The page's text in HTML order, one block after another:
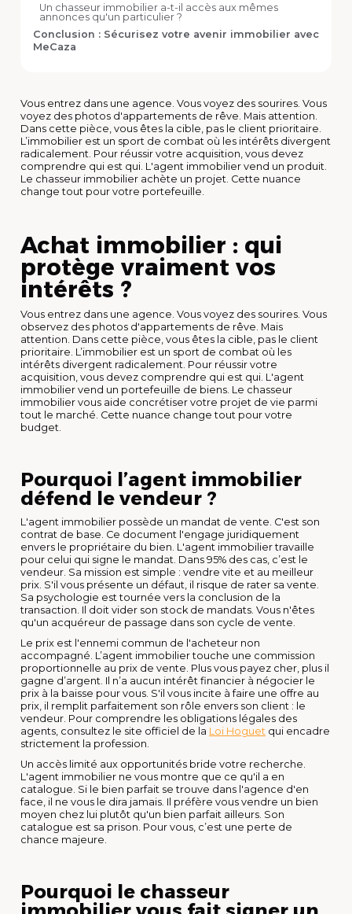
Un chasseur immobilier a-t-il accès aux mêmes
annonces qu'un particulier ?
Conclusion : Sécurisez votre avenir immobilier avec
MeCaza
Vous entrez dans une agence. Vous voyez des sourires. Vous
voyez des photos d'appartements de rêve. Mais attention.
Dans cette pièce, vous êtes la cible, pas le client prioritaire.
L’immobilier est un sport de combat où les intérêts divergent
radicalement. Pour réussir votre acquisition, vous devez
comprendre qui est qui. L'agent immobilier vend un produit.
Le chasseur immobilier achète un projet. Cette nuance
change tout pour votre portefeuille.
Achat immobilier : qui
protège vraiment vos
intérêts ?
Vous entrez dans une agence. Vous voyez des sourires. Vous
observez des photos d'appartements de rêve. Mais
attention. Dans cette pièce, vous êtes la cible, pas le client
prioritaire. L’immobilier est un sport de combat où les
intérêts divergent radicalement. Pour réussir votre
acquisition, vous devez comprendre qui est qui. L'agent
immobilier vend un portefeuille de biens. Le chasseur
immobilier vous aide concrétiser votre projet de vie parmi
tout le marché. Cette nuance change tout pour votre
budget.
Pourquoi l’agent immobilier
défend le vendeur ?
L'agent immobilier possède un mandat de vente. C'est son
contrat de base. Ce document l'engage juridiquement
envers le propriétaire du bien. L'agent immobilier travaille
pour celui qui signe le mandat. Dans 95% des cas, c’est le
vendeur. Sa mission est simple : vendre vite et au meilleur
prix. S'il vous présente un défaut, il risque de rater sa vente.
Sa psychologie est tournée vers la conclusion de la
transaction. Il doit vider son stock de mandats. Vous n'êtes
qu'un acquéreur de passage dans son cycle de vente.
Le prix est l'ennemi commun de l'acheteur non
accompagné. L’agent immobilier touche une commission
proportionnelle au prix de vente. Plus vous payez cher, plus il
gagne d’argent. Il n’a aucun intérêt financier à négocier le
prix à la baisse pour vous. S'il vous incite à faire une offre au
prix, il remplit parfaitement son rôle envers son client : le
vendeur. Pour comprendre les obligations légales des
agents, consultez le site officiel de la Loi Hoguet qui encadre
strictement la profession.
Un accès limité aux opportunités bride votre recherche.
L'agent immobilier ne vous montre que ce qu'il a en
catalogue. Si le bien parfait se trouve dans l'agence d'en
face, il ne vous le dira jamais. Il préfère vous vendre un bien
moyen chez lui plutôt qu'un bien parfait ailleurs. Son
catalogue est sa prison. Pour vous, c’est une perte de
chance majeure.
Pourquoi le chasseur